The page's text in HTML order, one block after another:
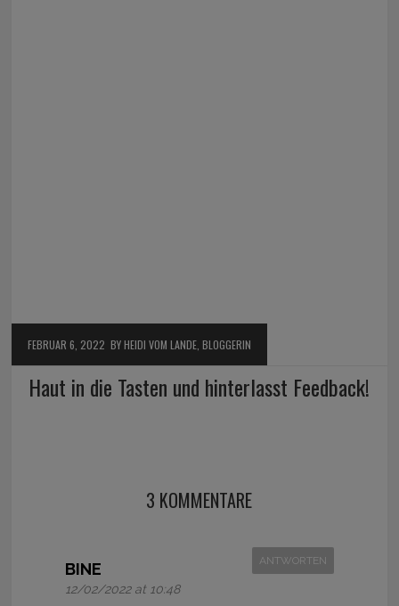
FEBRUAR 6, 2022 BY HEIDI VOM LANDE, BLOGGERIN
Haut in die Tasten und hinterlasst Feedback!
3 KOMMENTARE
BINE
12/02/2022 at 10:48
ANTWORTEN